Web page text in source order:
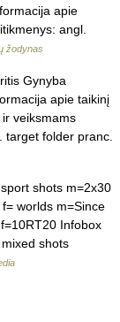
apie
angl.
žodynas
Gynyba
apie taikinį
veiksmams
target folder pranc.
shots m=2x30
worlds m=Since
Infobox
shots